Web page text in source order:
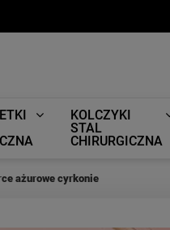
KOLCZYKI
STAL
CHIRURGICZNA
ażurowe cyrkonie